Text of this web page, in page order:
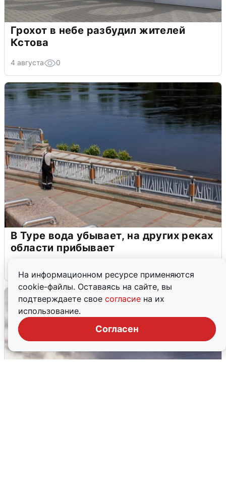
На информационном ресурсе применяются
cookie-файлы. Оставаясь на сайте, вы
подтверждаете свое согласие на их
использование.
Согласен
Грохот в небе разбудил жителей
Кстова
4 августа 0
В Туре вода убывает, на других реках
области прибывает